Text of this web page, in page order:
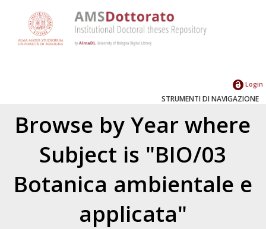
Login
STRUMENTI DI NAVIGAZIONE
Browse by Year where
Subject is "BIO/03
Botanica ambientale e
applicata"